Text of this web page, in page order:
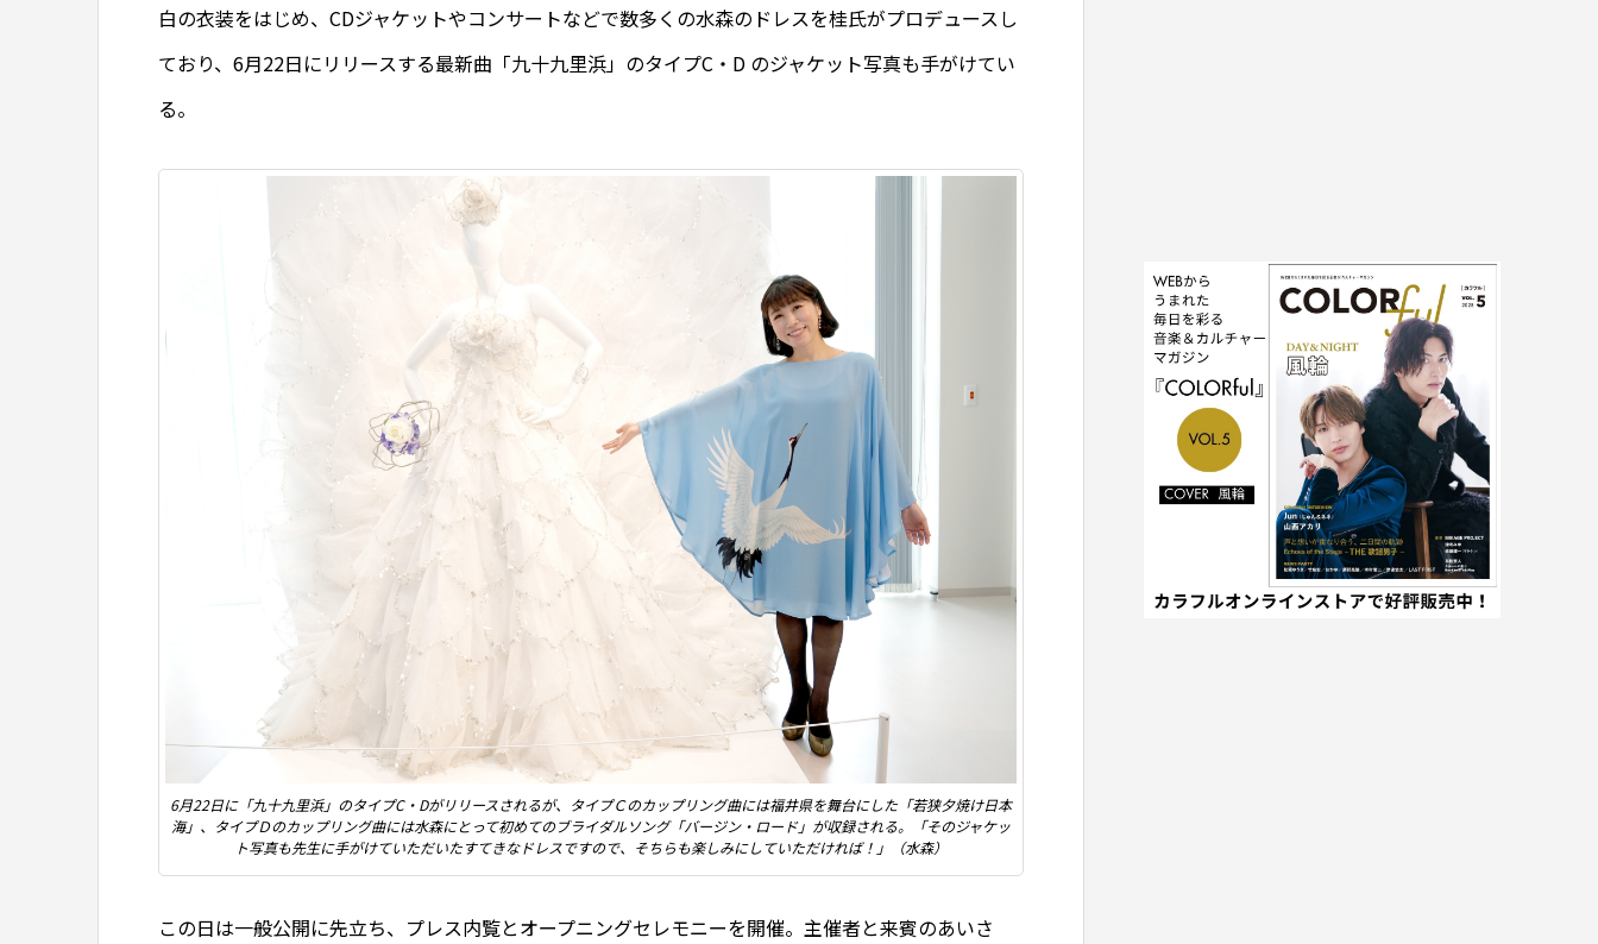
白の衣装をはじめ、CDジャケットやコンサートなどで数多くの水森のドレスを桂氏がプロデュースし
ており、6月22日にリリースする最新曲「九十九里浜」のタイプC・D のジャケット写真も手がけてい
る。
6月22日に「九十九里浜」のタイプC・Dがリリースされるが、タイプＣのカップリング曲には福井県を舞台にした「若狭夕焼け日本
海」、タイプＤのカップリング曲には水森にとって初めてのブライダルソング「バージン・ロード」が収録される。「そのジャケッ
ト写真も先生に手がけていただいたすてきなドレスですので、そちらも楽しみにしていただければ！」（水森）
この日は一般公開に先立ち、プレス内覧とオープニングセレモニーを開催。主催者と来賓のあいさ